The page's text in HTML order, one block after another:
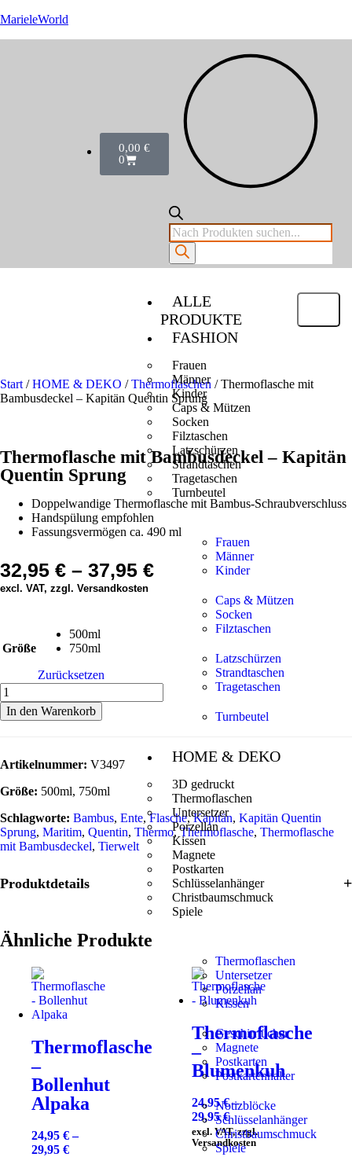
MarieleWorld
0,00 €
0
ALLE
PRODUKTE
FASHION
Frauen
Männer
Kinder
Caps & Mützen
Socken
Filztaschen
Latzschürzen
Strandtaschen
Tragetaschen
Turnbeutel
Frauen
Männer
Kinder
Caps & Mützen
Socken
Filztaschen
Latzschürzen
Strandtaschen
Tragetaschen
Turnbeutel
HOME & DEKO
3D gedruckt
Thermoflaschen
Untersetzer
Porzellan
Kissen
Magnete
Postkarten
Schlüsselanhänger
Christbaumschmuck
Spiele
Thermoflaschen
Untersetzer
Porzellan
Kissen
Geschirrtücher
Magnete
Postkarten
Postkartenhalter
Notizblöcke
Schlüsselanhänger
Christbaumschmuck
Spiele
Start /HOME & DEKO /Thermoflaschen / Thermoflasche mit
Bambusdeckel – Kapitän Quentin Sprung
Thermoflasche mit Bambusdeckel – Kapitän
Quentin Sprung
Doppelwandige Thermoflasche mit Bambus-Schraubverschluss
Handspülung empfohlen
Fassungsvermögen ca. 490 ml
32,95 € – 37,95 €
excl. VAT, zzgl. Versandkosten
Größe
500ml
750ml
Zurücksetzen
In den Warenkorb
Artikelnummer: V3497
Größe: 500ml, 750ml
Schlagworte: Bambus, Ente,Flasche,Kapitän, Kapitän Quentin
Sprung, Maritim, Quentin, Thermo,Thermoflasche, Thermoflasche
mit Bambusdeckel, Tierwelt
Produktdetails
Ähnliche Produkte
Thermoflasche
–
Bollenhut
Alpaka
24,95 €–
29,95 €
Thermoflasche
–
Blumenkuh
24,95€–
29,95€
excl. VAT, zzgl.
Versandkosten